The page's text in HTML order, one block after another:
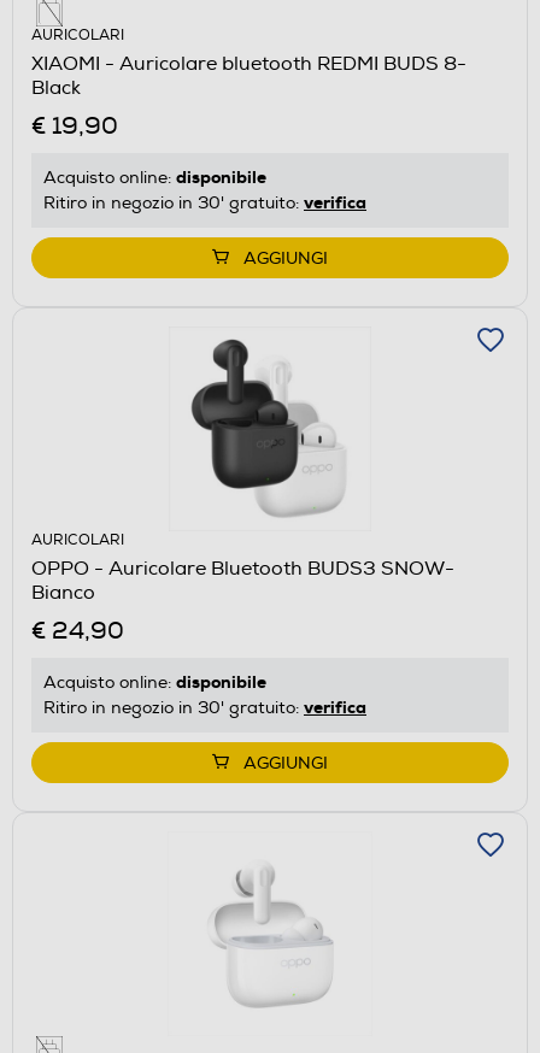
AURICOLARI
XIAOMI - Auricolare bluetooth REDMI BUDS 8-
Black
€ 19,90
Acquisto online: disponibile
Ritiro in negozio in 30' gratuito: verifica
AGGIUNGI
AURICOLARI
OPPO - Auricolare Bluetooth BUDS3 SNOW-
Bianco
€ 24,90
Acquisto online: disponibile
Ritiro in negozio in 30' gratuito: verifica
AGGIUNGI